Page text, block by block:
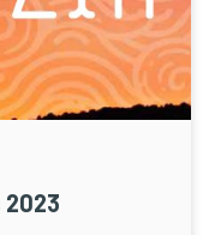
2023